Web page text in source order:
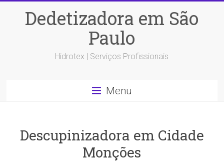
Dedetizadora em São
Paulo
Hidrotex | Serviços Profissionais
Menu
Descupinizadora em Cidade
Monções